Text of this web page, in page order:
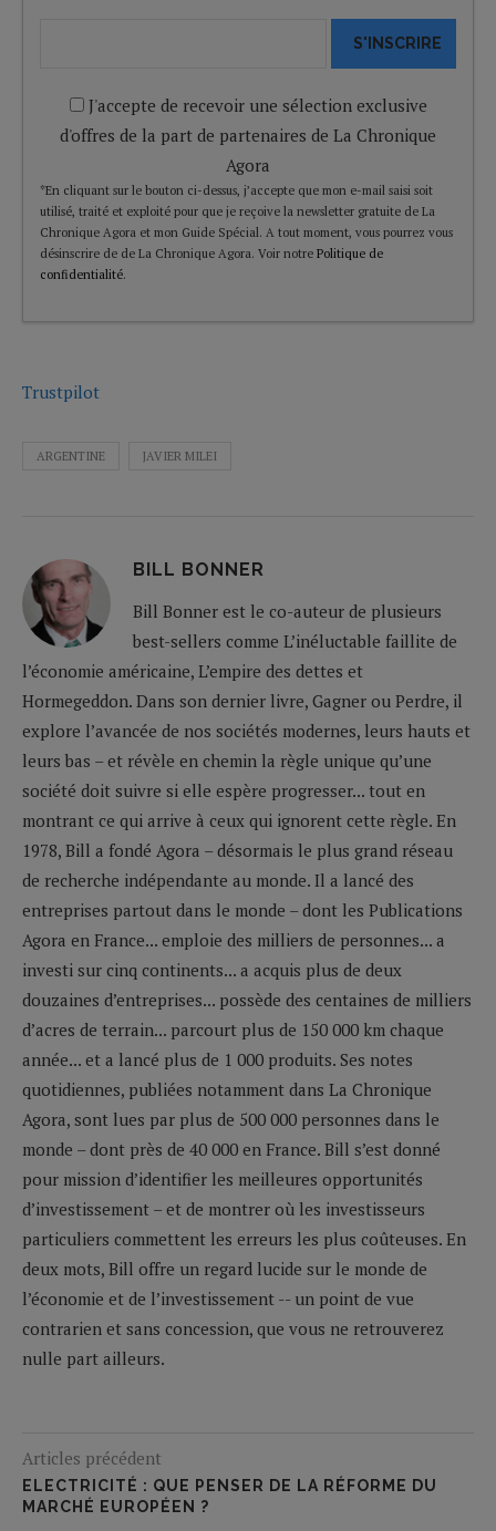
S'INSCRIRE
J'accepte de recevoir une sélection exclusive
d'offres de la part de partenaires de La Chronique
Agora
*En cliquant sur le bouton ci-dessus, j’accepte que mon e-mail saisi soit
utilisé, traité et exploité pour que je reçoive la newsletter gratuite de La
Chronique Agora et mon Guide Spécial. A tout moment, vous pourrez vous
désinscrire de de La Chronique Agora. Voir notre Politique de
confidentialité.
Trustpilot
ARGENTINE JAVIER MILEI
BILL BONNER
Bill Bonner est le co-auteur de plusieurs
best-sellers comme L’inéluctable faillite de
l’économie américaine, L’empire des dettes et
Hormegeddon. Dans son dernier livre, Gagner ou Perdre, il
explore l’avancée de nos sociétés modernes, leurs hauts et
leurs bas – et révèle en chemin la règle unique qu’une
société doit suivre si elle espère progresser... tout en
montrant ce qui arrive à ceux qui ignorent cette règle. En
1978, Bill a fondé Agora – désormais le plus grand réseau
de recherche indépendante au monde. Il a lancé des
entreprises partout dans le monde – dont les Publications
Agora en France... emploie des milliers de personnes... a
investi sur cinq continents... a acquis plus de deux
douzaines d’entreprises... possède des centaines de milliers
d’acres de terrain... parcourt plus de 150 000 km chaque
année... et a lancé plus de 1 000 produits. Ses notes
quotidiennes, publiées notamment dans La Chronique
Agora, sont lues par plus de 500 000 personnes dans le
monde – dont près de 40 000 en France. Bill s’est donné
pour mission d’identifier les meilleures opportunités
d’investissement – et de montrer où les investisseurs
particuliers commettent les erreurs les plus coûteuses. En
deux mots, Bill offre un regard lucide sur le monde de
l’économie et de l’investissement -- un point de vue
contrarien et sans concession, que vous ne retrouverez
nulle part ailleurs.
Articles précédent
ELECTRICITÉ : QUE PENSER DE LA RÉFORME DU
MARCHÉ EUROPÉEN ?